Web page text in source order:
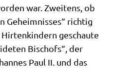
war. Zwei­tens, ob
Geheim­nis­ses“ rich­tig
geschau­te
Bischofs“, der
Paul II. und das